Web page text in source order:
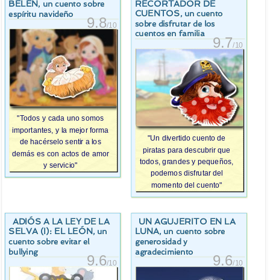
BELÉN, un cuento sobre
espíritu navideño
9.8/10
"Todos y cada uno somos
importantes, y la mejor forma
de hacérselo sentir a los
demás es con actos de amor
y servicio"
RECORTADOR DE
CUENTOS, un cuento
sobre disfrutar de los
cuentos en familia
9.7/10
"Un divertido cuento de
piratas para descubrir que
todos, grandes y pequeños,
podemos disfrutar del
momento del cuento"
ADIÓS A LA LEY DE LA
SELVA (I): EL LEÓN, un
cuento sobre evitar el
bullying
9.6/10
UN AGUJERITO EN LA
LUNA, un cuento sobre
generosidad y
agradecimiento
9.6/10